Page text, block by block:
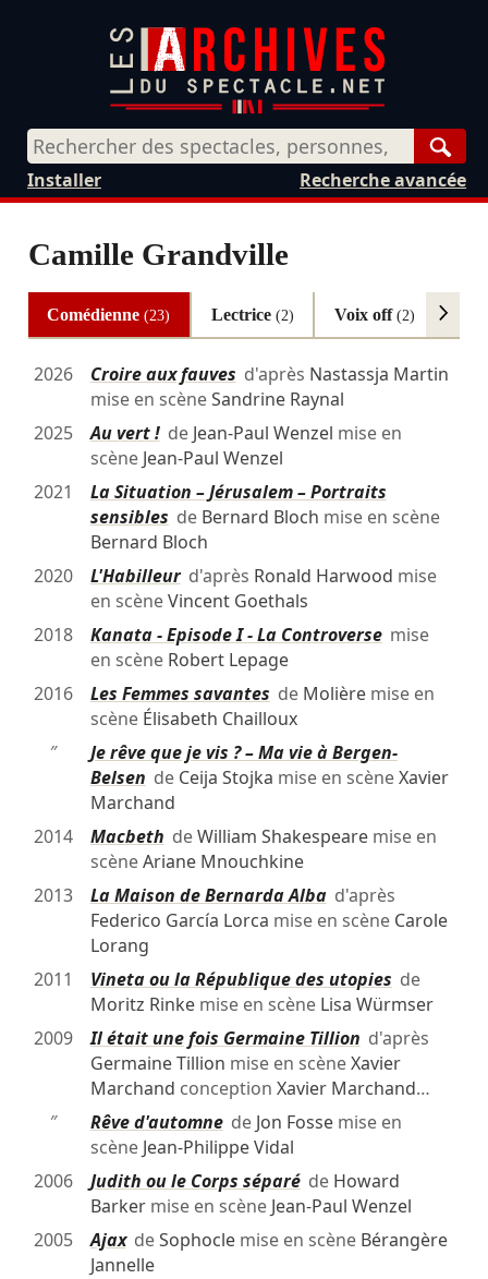
Recherche avancée
Installer
Camille Grandville
Comédienne(23) Lectrice (2) Voix off(2)
2026 Croire aux fauves d'après Nastassja Martin
mise en scèneSandrine Raynal
2025
Au vert !de Jean-Paul Wenzel mise en
scène Jean-Paul Wenzel
2021
La Situation – Jérusalem – Portraits
sensibles de Bernard Bloch mise en scène
Bernard Bloch
2020
L'Habilleurd'après Ronald Harwood mise
en scèneVincent Goethals
2018
Kanata - Episode I - La Controversemise
en scène Robert Lepage
2016
Les Femmes savantes de Molièremise en
scène Élisabeth Chailloux
″
Je rêve que je vis ? – Ma vie à Bergen-
Belsen de Ceija Stojka mise en scèneXavier
Marchand
2014
Macbeth deWilliam Shakespearemise en
scèneAriane Mnouchkine
2013
La Maison de Bernarda Albad'après
Federico García Lorca mise en scène Carole
Lorang
2011
Vineta ou la République des utopies de
Moritz Rinkemise en scène Lisa Würmser
2009
Il était une fois Germaine Tillion d'après
Germaine Tillion mise en scèneXavier
Marchand conception Xavier Marchand…
″
Rêve d'automnede Jon Fossemise en
scène Jean-Philippe Vidal
2006
Judith ou le Corps séparéde Howard
Barkermise en scène Jean-Paul Wenzel
2005
AjaxdeSophoclemise en scène Bérangère
Jannelle